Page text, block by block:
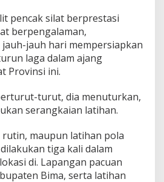
pencak silat berprestasi
berpengalaman,
jauh hari mempersiapkan
laga dalam ajang
Provinsi ini.
turut, dia menuturkan,
serangkaian latihan.
maupun latihan pola
tiga kali dalam
di. Lapangan pacuan
Bima, serta latihan